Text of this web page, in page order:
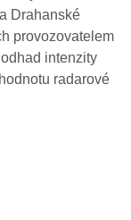
Drahanské
provozovatelem
intenzity
radarové